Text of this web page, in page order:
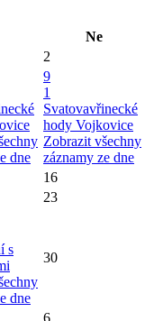
Ne
2
dne
9
1
Svatovavřinecké
hody Vojkovice
Zobrazit všechny
záznamy ze dne
16
23
s
dne
30